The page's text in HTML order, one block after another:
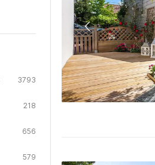
3793
218
656
579